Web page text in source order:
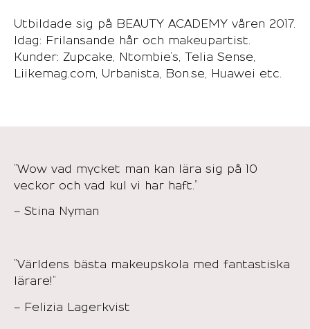
Utbildade sig på BEAUTY ACADEMY våren 2017.
Idag: Frilansande hår och makeupartist.
Kunder: Zupcake, Ntombie’s, Telia Sense,
Liikemag.com, Urbanista, Bon.se, Huawei etc.
”Wow vad mycket man kan lära sig på 10
veckor och vad kul vi har haft.”
– Stina Nyman
”Världens bästa makeupskola med fantastiska
lärare!”
– Felizia Lagerkvist